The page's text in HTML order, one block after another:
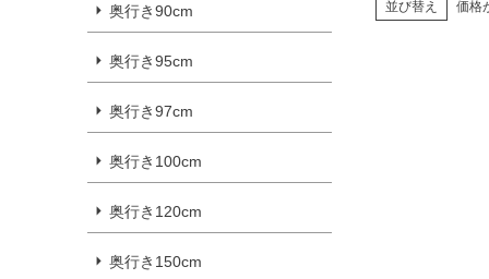
奥行き90cm
奥行き95cm
奥行き97cm
奥行き100cm
奥行き120cm
奥行き150cm
並び替え 価格